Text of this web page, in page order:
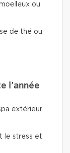
ou
de thé ou
l’année
extérieur
le stress et